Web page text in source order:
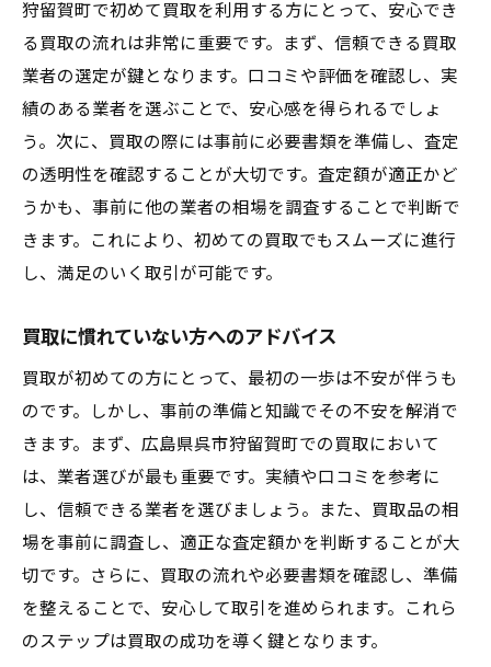
狩留賀町で初めて買取を利用する方にとって、安心でき
る買取の流れは非常に重要です。まず、信頼できる買取
業者の選定が鍵となります。口コミや評価を確認し、実
績のある業者を選ぶことで、安心感を得られるでしょ
う。次に、買取の際には事前に必要書類を準備し、査定
の透明性を確認することが大切です。査定額が適正かど
うかも、事前に他の業者の相場を調査することで判断で
きます。これにより、初めての買取でもスムーズに進行
し、満足のいく取引が可能です。
買取に慣れていない方へのアドバイス
買取が初めての方にとって、最初の一歩は不安が伴うも
のです。しかし、事前の準備と知識でその不安を解消で
きます。まず、広島県呉市狩留賀町での買取において
は、業者選びが最も重要です。実績や口コミを参考に
し、信頼できる業者を選びましょう。また、買取品の相
場を事前に調査し、適正な査定額かを判断することが大
切です。さらに、買取の流れや必要書類を確認し、準備
を整えることで、安心して取引を進められます。これら
のステップは買取の成功を導く鍵となります。